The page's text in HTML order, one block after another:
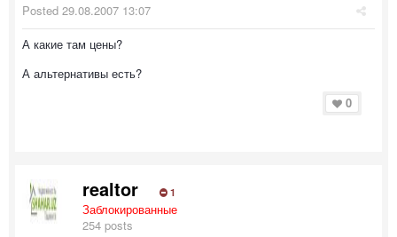
Posted 29.08.2007 13:07
А какие там цены?
А альтернативы есть?
0
realtor 1
Заблокированные
254 posts